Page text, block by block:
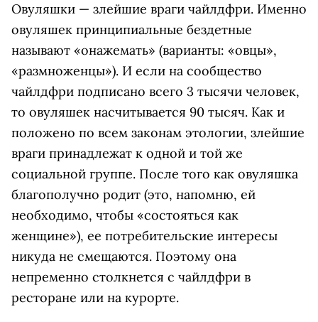
Овуляшки — злейшие враги чайлдфри. Именно
овуляшек принципиальные бездетные
называют «онажемать» (варианты: «овцы»,
«размноженцы»). И если на сообщество
чайлдфри подписано всего 3 тысячи человек,
то овуляшек насчитывается 90 тысяч. Как и
положено по всем законам этологии, злейшие
враги принадлежат к одной и той же
социальной группе. После того как овуляшка
благополучно родит (это, напомню, ей
необходимо, чтобы «состояться как
женщине»), ее потребительские интересы
никуда не смещаются. Поэтому она
непременно столкнется с чайлдфри в
ресторане или на курорте.